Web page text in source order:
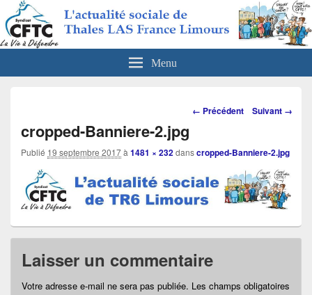
CFTC Thales LAS France Limours
Actualités sociales de Thales LAS France Limours
Menu
Navigation
images
← Précédent Suivant →
cropped-Banniere-2.jpg
Publié 19 septembre 2017à 1481 × 232danscropped-Banniere-2.jpg
Laisser un commentaire
Votre adresse e-mail ne sera pas publiée. Les champs obligatoires